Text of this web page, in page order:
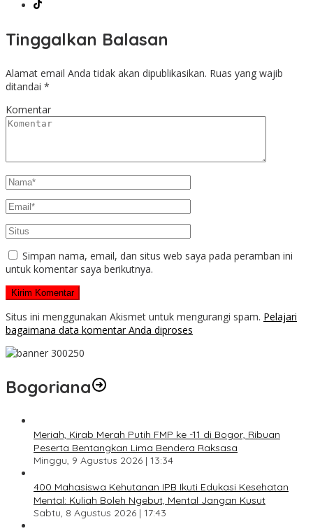
Tinggalkan Balasan
Alamat email Anda tidak akan dipublikasikan. Ruas yang wajib
ditandai *
Komentar
Simpan nama, email, dan situs web saya pada peramban ini
untuk komentar saya berikutnya.
Situs ini menggunakan Akismet untuk mengurangi spam. Pelajari
bagaimana data komentar Anda diproses
Bogoriana
Meriah, Kirab Merah Putih FMP ke -11 di Bogor, Ribuan
Peserta Bentangkan Lima Bendera Raksasa
Minggu, 9 Agustus 2026 | 13:34
400 Mahasiswa Kehutanan IPB Ikuti Edukasi Kesehatan
Mental: Kuliah Boleh Ngebut, Mental Jangan Kusut
Sabtu, 8 Agustus 2026 | 17:43